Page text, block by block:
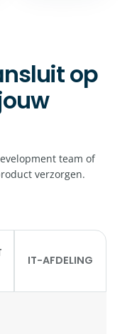
op
team of
verzorgen.
IT-AFDELING